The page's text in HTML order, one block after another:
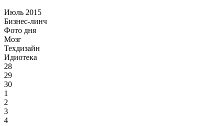
Июль 2015
Бизнес-линч
Фото дня
Мозг
Техдизайн
Идиотека
28
29
30
1
2
3
4